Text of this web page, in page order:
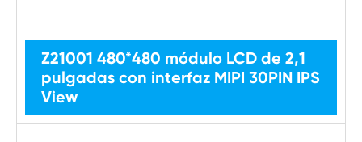
Z21001 480*480 módulo LCD de 2,1
pulgadas con interfaz MIPI 30PIN IPS
View